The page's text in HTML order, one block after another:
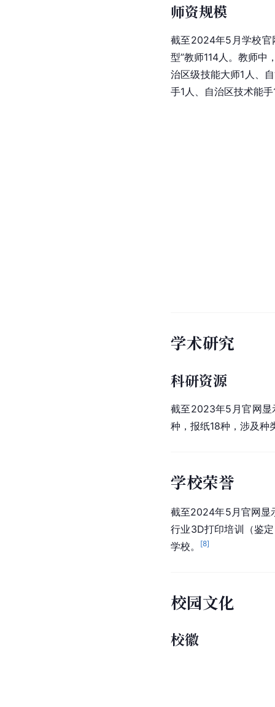
师资规模
截至2024年5月学校官
型”教师114人。教师中
治区级技能大师1人、
手1人、自治区技术能
学术研究
科研资源
截至2023年5月官网显
种，报纸18种，涉及种
学校荣誉
截至2024年5月官网显
行业3D打印培训（鉴
学校。
[8]
校园文化
校徽